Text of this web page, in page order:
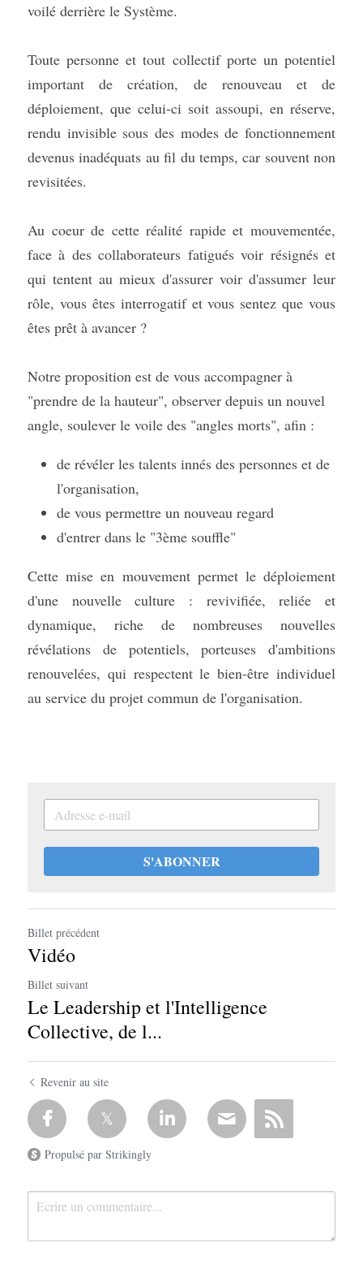
voilé derrière le Système.
Toute personne et tout collectif porte un potentiel
important de création, de renouveau et de
déploiement, que celui-ci soit assoupi, en réserve,
rendu invisible sous des modes de fonctionnement
devenus inadéquats au fil du temps, car souvent non
revisitées.
Au coeur de cette réalité rapide et mouvementée,
face à des collaborateurs fatigués voir résignés et
qui tentent au mieux d'assurer voir d'assumer leur
rôle, vous êtes interrogatif et vous sentez que vous
êtes prêt à avancer ?
Notre proposition est de vous accompagner à
"prendre de la hauteur", observer depuis un nouvel
angle, soulever le voile des "angles morts", afin :
de révéler les talents innés des personnes et de
l'organisation,
de vous permettre un nouveau regard
d'entrer dans le "3ème souffle"
Cette mise en mouvement permet le déploiement
d'une nouvelle culture : revivifiée, reliée et
dynamique, riche de nombreuses nouvelles
révélations de potentiels, porteuses d'ambitions
renouvelées, qui respectent le bien-être individuel
au service du projet commun de l'organisation.
S'ABONNER
Billet précédent
Vidéo
Billet suivant
Le Leadership et l'Intelligence
Collective, de l...
Revenir au site
Propulsé par Strikingly